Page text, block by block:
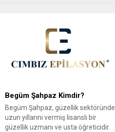
Begüm Şahpaz Kimdir?
Begüm Şahpaz, güzellik sektöründe
uzun yıllarını vermiş lisanslı bir
güzellik uzmanı ve usta öğreticidir.